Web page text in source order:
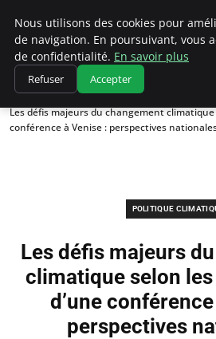
Climatedebtagents
Accueil
Politique climatique
Les défis majeurs du changement
conférence à Venise : perspectives
POLITIQUE
Les défis majeurs
climatique selon
d’une
perspectives
Nous utilisons des cookies pour
de navigation. En poursuivant, vous
de confidentialité. En savoir plus
Refuser Accepter